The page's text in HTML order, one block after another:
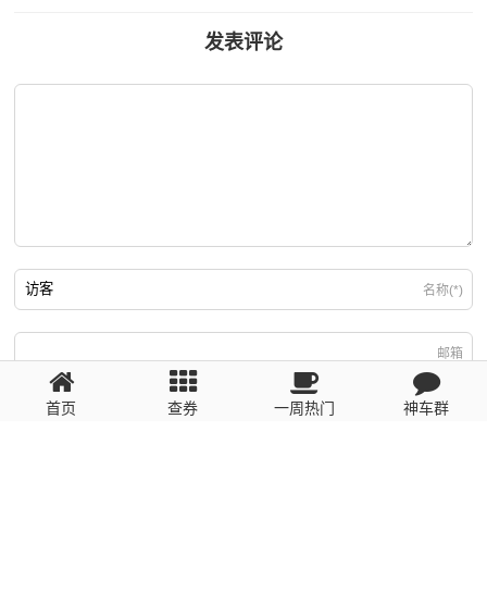
发表评论
名称(*)
邮箱
回复需填写必要信息
首页 查券 一周热门 神车群